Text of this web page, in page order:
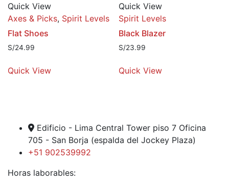
Quick View
Axes & Picks, Spirit Levels
Flat Shoes
S/24.99
Quick View
Quick View
Spirit Levels
Black Blazer
S/23.99
Quick View
Edificio - Lima Central Tower piso 7 Oficina
705 - San Borja (espalda del Jockey Plaza)
+51 902539992
Horas laborables: